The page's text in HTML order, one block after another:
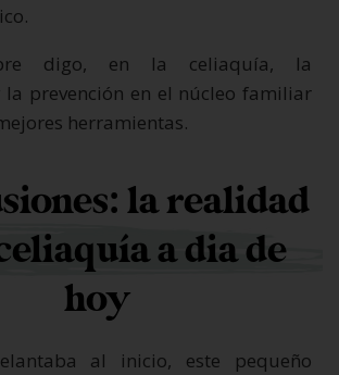
digo, en la celiaquía, la
la prevención en el núcleo familiar
herramientas.
la realidad
a dia de
hoy
al inicio, este pequeño